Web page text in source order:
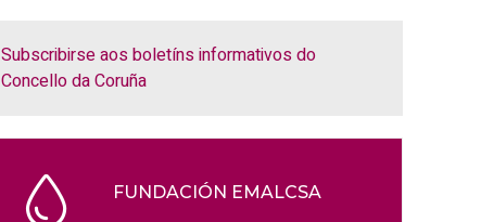
Subscribirse aos boletíns informativos do
Concello da Coruña
FUNDACIÓN EMALCSA